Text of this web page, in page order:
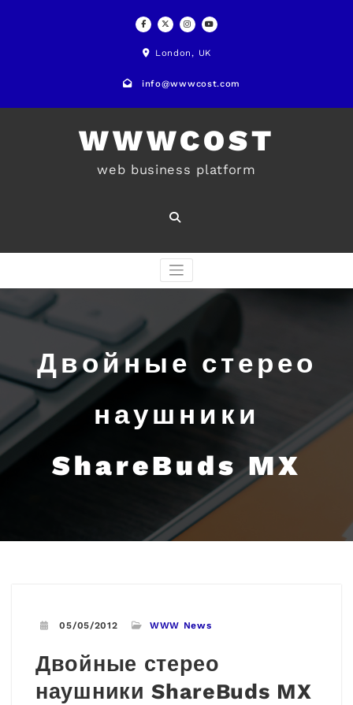
London, UK
info@wwwcost.com
WWWCOST
web business platform
Двойные стерео
наушники
ShareBuds MX
05/05/2012 WWW News
Двойные стерео
наушники ShareBuds MX